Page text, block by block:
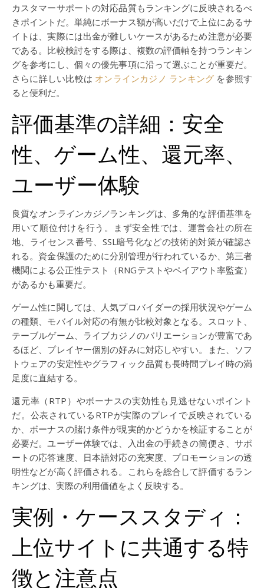
カスタマーサポートの対応品質もランキングに反映されるべ
きポイントだ。単純にボーナス額が高いだけで上位にあるサ
イトは、実際には出金が難しいケースがあるため注意が必要
である。比較検討をする際は、複数の評価軸を持つランキン
グを参考にし、個々の優先事項に沿って選ぶことが重要だ。
さらに詳しい比較は オンラインカジノ ランキング を参照す
ると便利だ。
評価基準の詳細：安全
性、ゲーム性、還元率、
ユーザー体験
良質なオンラインカジノランキングは、多角的な評価基準を
用いて順位付けを行う。まず安全性では、運営会社の所在
地、ライセンス番号、SSL暗号化などの技術的対策が確認さ
れる。資金保護のために分別管理が行われているか、第三者
機関による公正性テスト（RNGテストやペイアウト率監査）
があるかも重要だ。
ゲーム性に関しては、人気プロバイダーの採用状況やゲーム
の種類、モバイル対応の有無が比較対象となる。スロット、
テーブルゲーム、ライブカジノのバリエーションが豊富であ
るほど、プレイヤー個別の好みに対応しやすい。また、ソフ
トウェアの安定性やグラフィック品質も長時間プレイ時の満
足度に直結する。
還元率（RTP）やボーナスの実効性も見逃せないポイント
だ。公表されているRTPが実際のプレイで反映されている
か、ボーナスの賭け条件が現実的かどうかを検証することが
必要だ。ユーザー体験では、入出金の手続きの簡便さ、サポ
ートの応答速度、日本語対応の充実度、プロモーションの透
明性などが高く評価される。これらを総合して評価するラン
キングは、実際の利用価値をよく反映する。
実例・ケーススタディ：
上位サイトに共通する特
徴と注意点